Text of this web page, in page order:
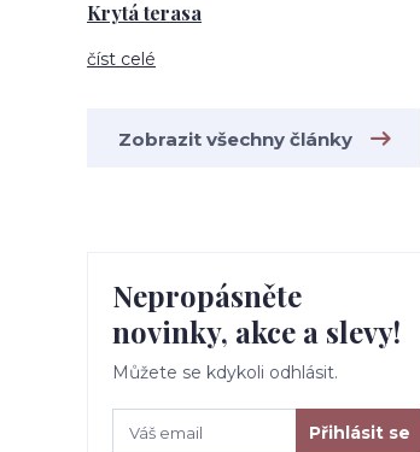
Krytá terasa
číst celé
Zobrazit všechny články
Nepropásněte
novinky, akce a slevy!
Můžete se kdykoli odhlásit.
Přihlásit se